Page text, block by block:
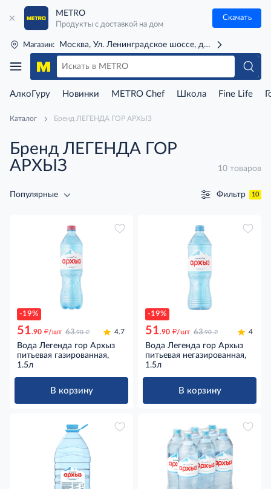
METRO
Продукты с доставкой на дом
Скачать
Магазин: Москва, Ул. Ленинградское шоссе, д. 71Г (м. Речной
АлкоГуру Новинки METRO Chef Школа Fine Life
Каталог Бренд ЛЕГЕНДА ГОР АРХЫЗ
Бренд ЛЕГЕНДА ГОР
АРХЫЗ
10 товаров
Популярные Фильтр 10
-19%
51.90 д/шт 63.90 д 4.7
Вода Легенда гор Архыз
питьевая газированная,
1.5л
В корзину
-19%
51.90 д/шт 63.90 д 4
Вода Легенда гор Архыз
питьевая негазированная,
1.5л
В корзину